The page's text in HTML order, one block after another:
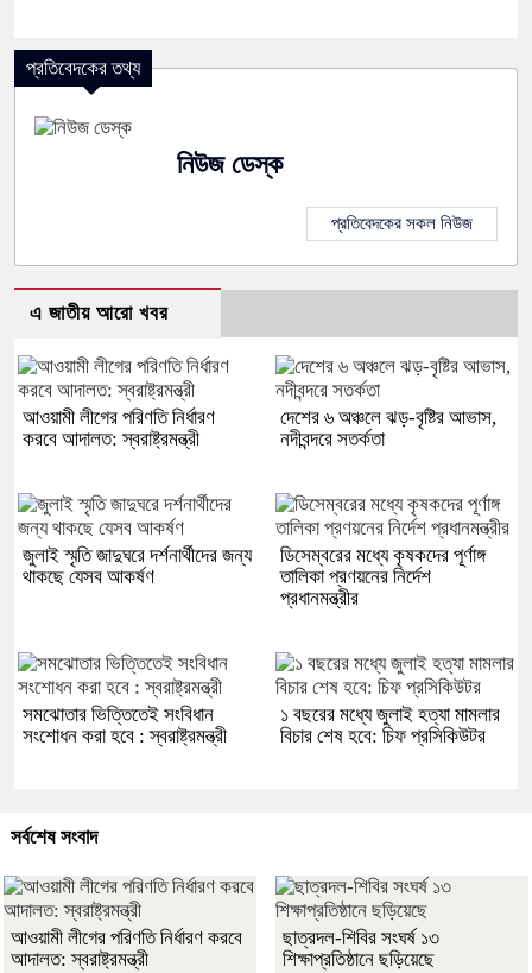
প্রতিবেদকের তথ্য
নিউজ ডেস্ক
প্রতিবেদকের সকল নিউজ
এ জাতীয় আরো খবর
আওয়ামী লীগের পরিণতি নির্ধারণ
করবে আদালত: স্বরাষ্ট্রমন্ত্রী
দেশের ৬ অঞ্চলে ঝড়-বৃষ্টির আভাস,
নদীবন্দরে সতর্কতা
জুলাই স্মৃতি জাদুঘরে দর্শনার্থীদের জন্য
থাকছে যেসব আকর্ষণ
ডিসেম্বরের মধ্যে কৃষকদের পূর্ণাঙ্গ
তালিকা প্রণয়নের নির্দেশ
প্রধানমন্ত্রীর
সমঝোতার ভিত্তিতেই সংবিধান
সংশোধন করা হবে : স্বরাষ্ট্রমন্ত্রী
১ বছরের মধ্যে জুলাই হত্যা মামলার
বিচার শেষ হবে: চিফ প্রসিকিউটর
সর্বশেষ সংবাদ
আওয়ামী লীগের পরিণতি নির্ধারণ করবে
আদালত: স্বরাষ্ট্রমন্ত্রী
ছাত্রদল-শিবির সংঘর্ষ ১৩
শিক্ষাপ্রতিষ্ঠানে ছড়িয়েছে